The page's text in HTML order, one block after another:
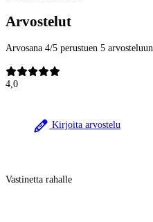
Arvostelut
Arvosana 4/5 perustuen 5 arvosteluun
4,0
Kirjoita arvostelu
Vastinetta rahalle